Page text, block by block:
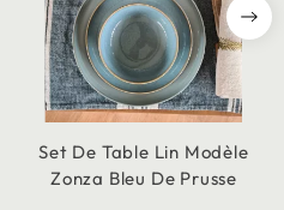
Set De Table Lin Modèle
Zonza Bleu De Prusse